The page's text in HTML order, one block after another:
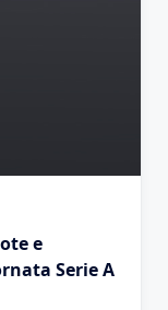
e
Serie A